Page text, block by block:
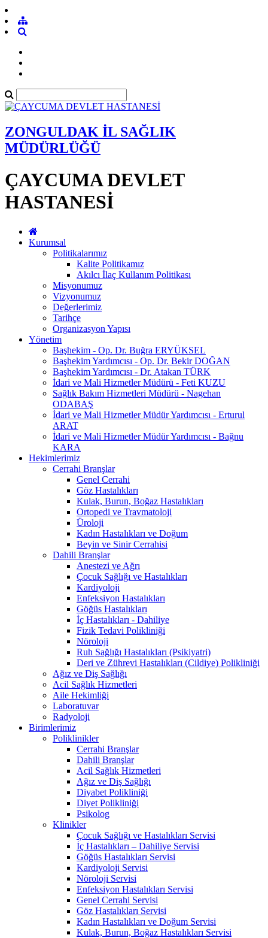
ZONGULDAK İL SAĞLIK
MÜDÜRLÜĞÜ
ÇAYCUMA DEVLET
HASTANESİ
Kurumsal
Politikalarımız
Kalite Politikamız
Akılcı İlaç Kullanım Politikası
Misyonumuz
Vizyonumuz
Değerlerimiz
Tarihçe
Organizasyon Yapısı
Yönetim
Başhekim - Op. Dr. Buğra ERYÜKSEL
Başhekim Yardımcısı - Op. Dr. Bekir DOĞAN
Başhekim Yardımcısı - Dr. Atakan TÜRK
İdari ve Mali Hizmetler Müdürü - Feti KUZU
Sağlık Bakım Hizmetleri Müdürü - Nagehan
ODABAŞ
İdari ve Mali Hizmetler Müdür Yardımcısı - Erturul
ARAT
İdari ve Mali Hizmetler Müdür Yardımcısı - Bağnu
KARA
Hekimlerimiz
Cerrahi Branşlar
Genel Cerrahi
Göz Hastalıkları
Kulak, Burun, Boğaz Hastalıkları
Ortopedi ve Travmatoloji
Üroloji
Kadın Hastalıkları ve Doğum
Beyin ve Sinir Cerrahisi
Dahili Branşlar
Anestezi ve Ağrı
Çocuk Sağlığı ve Hastalıkları
Kardiyoloji
Enfeksiyon Hastalıkları
Göğüs Hastalıkları
İç Hastalıkları - Dahiliye
Fizik Tedavi Polikliniği
Nöroloji
Ruh Sağlığı Hastalıkları (Psikiyatri)
Deri ve Zührevi Hastalıkları (Cildiye) Polikliniği
Ağız ve Diş Sağlığı
Acil Sağlık Hizmetleri
Aile Hekimliği
Laboratuvar
Radyoloji
Birimlerimiz
Poliklinikler
Cerrahi Branşlar
Dahili Branşlar
Acil Sağlık Hizmetleri
Ağız ve Diş Sağlığı
Diyabet Polikliniği
Diyet Polikliniği
Psikolog
Klinikler
Çocuk Sağlığı ve Hastalıkları Servisi
İç Hastalıkları – Dahiliye Servisi
Göğüs Hastalıkları Servisi
Kardiyoloji Servisi
Nöroloji Servisi
Enfeksiyon Hastalıkları Servisi
Genel Cerrahi Servisi
Göz Hastalıkları Servisi
Kadın Hastalıkları ve Doğum Servisi
Kulak, Burun, Boğaz Hastalıkları Servisi